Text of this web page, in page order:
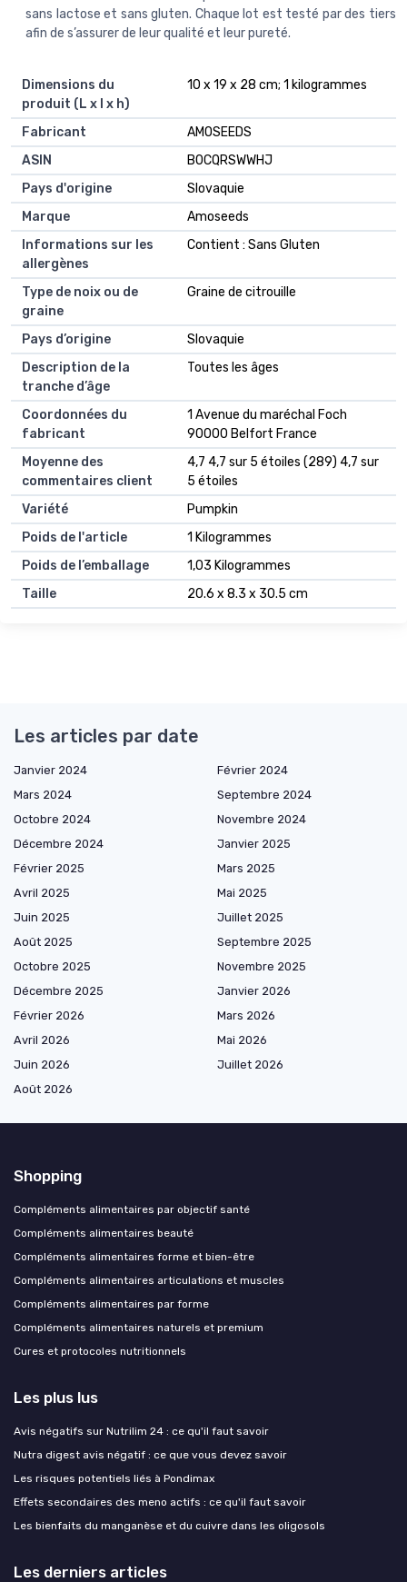
sans lactose et sans gluten. Chaque lot est testé par des tiers
afin de s’assurer de leur qualité et leur pureté.
Dimensions du
produit (L x l x h)
10 x 19 x 28 cm; 1 kilogrammes
Fabricant
AMOSEEDS
ASIN
B0CQRSWWHJ
Pays d'origine
Slovaquie
Marque
Amoseeds
Informations sur les
allergènes
Contient : Sans Gluten
Type de noix ou de
graine
Graine de citrouille
Pays d’origine
Slovaquie
Description de la
tranche d’âge
Toutes les âges
Coordonnées du
fabricant
1 Avenue du maréchal Foch
90000 Belfort France
Moyenne des
commentaires client
4,7 4,7 sur 5 étoiles (289) 4,7 sur
5 étoiles
Variété
Pumpkin
Poids de l'article
1 Kilogrammes
Poids de l’emballage
1,03 Kilogrammes
Taille
20.6 x 8.3 x 30.5 cm
Les articles par date
Janvier 2024
Février 2024
Mars 2024
Septembre 2024
Octobre 2024
Novembre 2024
Décembre 2024
Janvier 2025
Février 2025
Mars 2025
Avril 2025
Mai 2025
Juin 2025
Juillet 2025
Août 2025
Septembre 2025
Octobre 2025
Novembre 2025
Décembre 2025
Janvier 2026
Février 2026
Mars 2026
Avril 2026
Mai 2026
Juin 2026
Juillet 2026
Août 2026
Shopping
Compléments alimentaires par objectif santé
Compléments alimentaires beauté
Compléments alimentaires forme et bien-être
Compléments alimentaires articulations et muscles
Compléments alimentaires par forme
Compléments alimentaires naturels et premium
Cures et protocoles nutritionnels
Les plus lus
Avis négatifs sur Nutrilim 24 : ce qu'il faut savoir
Nutra digest avis négatif : ce que vous devez savoir
Les risques potentiels liés à Pondimax
Effets secondaires des meno actifs : ce qu'il faut savoir
Les bienfaits du manganèse et du cuivre dans les oligosols
Les derniers articles